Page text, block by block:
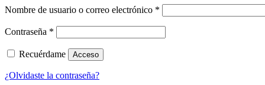
Nombre de usuario o correo electrónico *
Contraseña *
Recuérdame Acceso
¿Olvidaste la contraseña?